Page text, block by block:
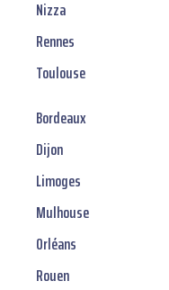
Nizza
Rennes
Toulouse
Bordeaux
Dijon
Limoges
Mulhouse
Orléans
Rouen